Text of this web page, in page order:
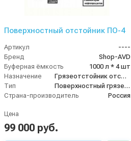
Поверхностный отстойник ПО-4
Артикул
----
Бренд
Shop-AVD
Буферная ёмкость
1000 л * 4 шт
Назначение
Грязеотстойник отстойник для автомойки
Тип
Поверхностный грязеотстойник отстойник
Страна-производитель
Россия
Цена
99 000 руб.